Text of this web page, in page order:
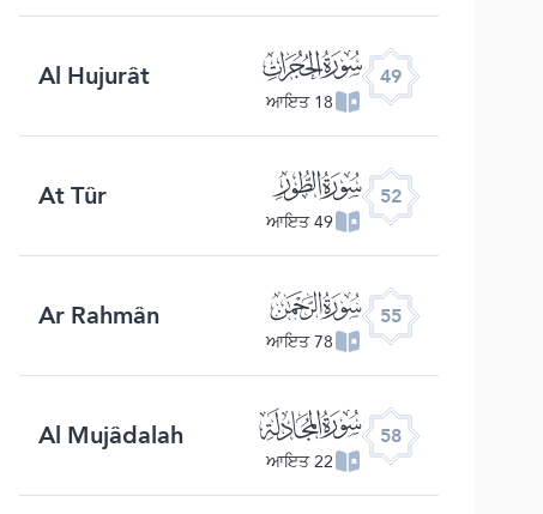
49 ﯞ
18 ਆਇਤ
Al Hujurât
52 ﯡ
49 ਆਇਤ
At Tûr
55 ﯤ
78 ਆਇਤ
Ar Rahmân
58 ﯧ
22 ਆਇਤ
Al Mujâdalah